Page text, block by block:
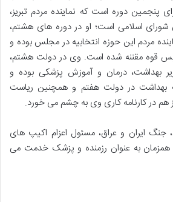
پنجمین دوره است که نماینده مردم تبریز،
اسلامی است؛ او در دوره های هشتم،
مردم این حوزه انتخابیه در مجلس بوده و
قوه مقننه شده است. وی در دولت هشتم،
بهداشت، درمان و آموزش پزشکی بوده و
بهداشت در دولت هفتم و همچنین ریاست
هم در کارنامه کاری وی به چشم می خورد.
جنگ ایران و عراق، مسئول اعزام اکیپ های
همزمان به عنوان رزمنده و پزشک خدمت می